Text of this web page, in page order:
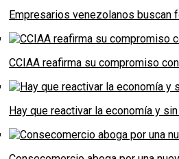
Empresarios venezolanos buscan
CCIAA reafirma su compromiso
Hay que reactivar la economía y